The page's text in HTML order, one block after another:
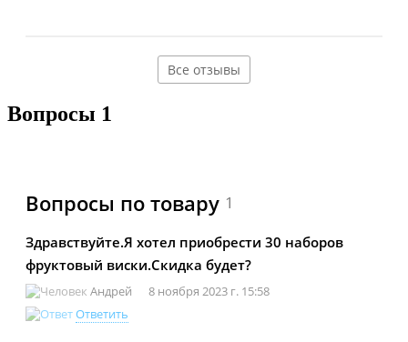
Все отзывы
Вопросы 1
Вопросы по товару 1
Здравствуйте.Я хотел приобрести 30 наборов
фруктовый виски.Скидка будет?
Андрей
8 ноября 2023 г. 15:58
Ответить